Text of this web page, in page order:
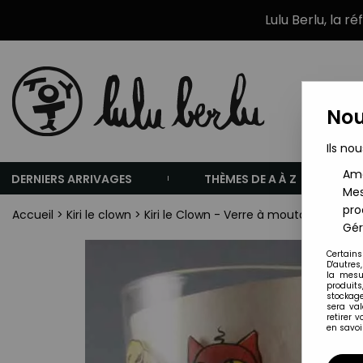
Lulu Berlu, la
DERNIERS ARRIVAGES THÈMES DE A À Z
Accueil > Kiri le clown > Kiri le Clown - Verre à moutarde -
Ils
la
sera
retirer
en